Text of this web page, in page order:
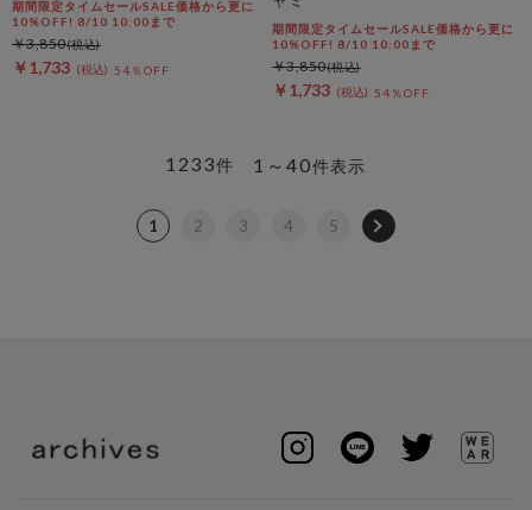
期間限定タイムセールSALE価格から更に
10%OFF! 8/10 10:00まで
￥1,733 54％OFF
￥3,850
期間限定タイムセールSALE価格から更に
10%OFF! 8/10 10:00まで
￥1,733 54％OFF
￥3,850
1～40件表示
1233件
1 2 3 4 5